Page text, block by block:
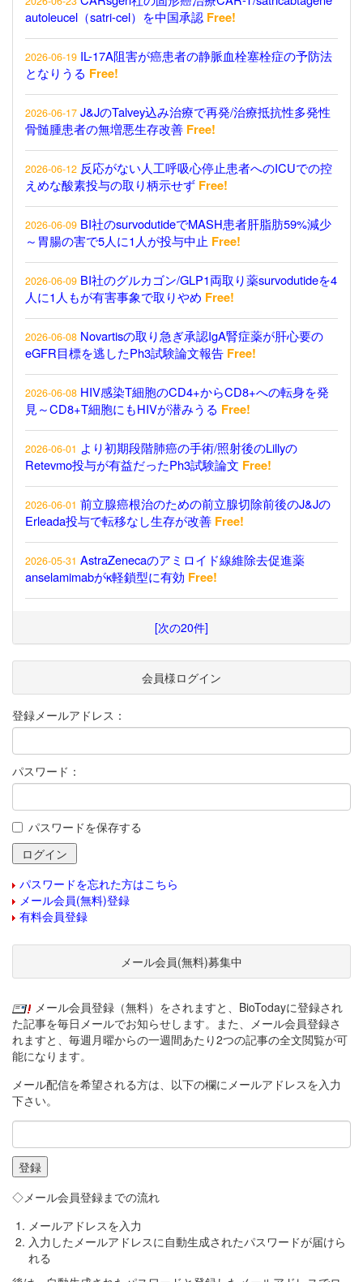
autoleucel（satri-cel）を中国承認 Free!
2026-06-19 IL-17A阻害が癌患者の静脈血栓塞栓症の予防法
となりうる Free!
2026-06-17 J&JのTalvey込み治療で再発/治療抵抗性多発性
骨髄腫患者の無増悪生存改善 Free!
2026-06-12 反応がない人工呼吸心停止患者へのICUでの控
えめな酸素投与の取り柄示せず Free!
2026-06-09 BI社のsurvodutideでMASH患者肝脂肪59%減少
～胃腸の害で5人に1人が投与中止 Free!
2026-06-09 BI社のグルカゴン/GLP1両取り薬survodutideを4
人に1人もが有害事象で取りやめ Free!
2026-06-08 Novartisの取り急ぎ承認IgA腎症薬が肝心要の
eGFR目標を逃したPh3試験論文報告 Free!
2026-06-08 HIV感染T細胞のCD4+からCD8+への転身を発
見～CD8+T細胞にもHIVが潜みうる Free!
2026-06-01 より初期段階肺癌の手術/照射後のLillyの
Retevmo投与が有益だったPh3試験論文 Free!
2026-06-01 前立腺癌根治のための前立腺切除前後のJ&Jの
Erleada投与で転移なし生存が改善 Free!
2026-05-31 AstraZenecaのアミロイド線維除去促進薬
anselamimabがκ軽鎖型に有効 Free!
[次の20件]
会員様ログイン
登録メールアドレス：
パスワード：
パスワードを保存する
パスワードを忘れた方はこちら
メール会員(無料)登録
有料会員登録
メール会員(無料)募集中
メール会員登録（無料）をされますと、BioTodayに登録され
た記事を毎日メールでお知らせします。また、メール会員登録さ
れますと、毎週月曜からの一週間あたり2つの記事の全文閲覧が可
能になります。
メール配信を希望される方は、以下の欄にメールアドレスを入力
下さい。
◇メール会員登録までの流れ
メールアドレスを入力
入力したメールアドレスに自動生成されたパスワードが届けら
れる